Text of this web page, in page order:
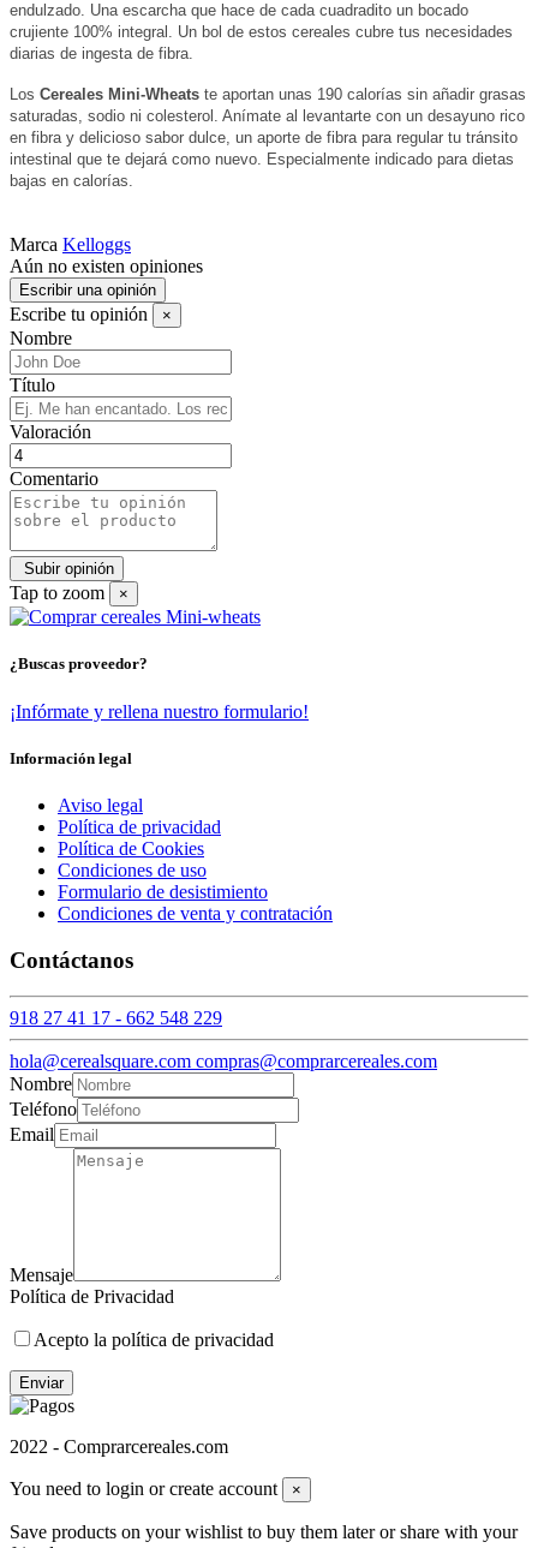
endulzado. Una escarcha que hace de cada cuadradito un bocado
crujiente 100% integral. Un bol de estos cereales cubre tus necesidades
diarias de ingesta de fibra.
Los Cereales Mini-Wheats te aportan unas 190 calorías sin añadir grasas
saturadas, sodio ni colesterol. Anímate al levantarte con un desayuno rico
en fibra y delicioso sabor dulce, un aporte de fibra para regular tu tránsito
intestinal que te dejará como nuevo. Especialmente indicado para dietas
bajas en calorías.
Marca Kelloggs
Aún no existen opiniones
Escribir una opinión
Escribe tu opinión ×
Nombre
Título
Valoración
Comentario
Tap to zoom ×
¿Buscas proveedor?
¡Infórmate y rellena nuestro formulario!
Información legal
Aviso legal
Política de privacidad
Política de Cookies
Condiciones de uso
Formulario de desistimiento
Condiciones de venta y contratación
Contáctanos
918 27 41 17 - 662 548 229
hola@cerealsquare.com compras@comprarcereales.com
Nombre
Teléfono
Email
Mensaje
Política de Privacidad
Acepto la política de privacidad
Enviar
2022 - Comprarcereales.com
You need to login or create account ×
Save products on your wishlist to buy them later or share with your